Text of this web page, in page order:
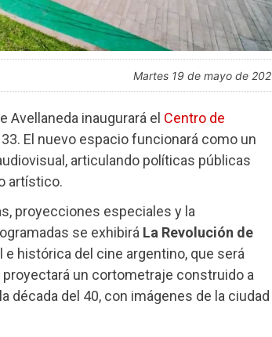
martes 19 de mayo de
Avellaneda inaugurará el Centro de
El nuevo espacio funcionará como un
articulando políticas públicas
artístico.
proyecciones especiales y la
se exhibirá La Revolución de
histórica del cine argentino, que será
un cortometraje construido a
década del 40, con imágenes de la ciudad